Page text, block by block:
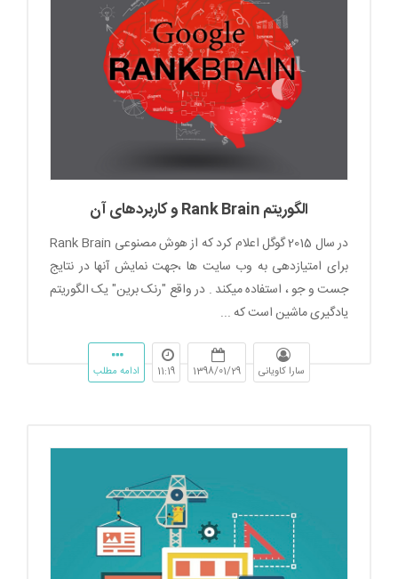
الگوریتم Rank Brain و کاربردهای آن
در سال 2015 گوگل اعلام کرد که از هوش مصنوعی Rank Brain
برای امتیازدهی به وب سایت ها ،جهت نمایش آنها در نتایج
جست و جو ، استفاده میکند . در واقع "رنک برین" یک الگوریتم
یادگیری ماشین است که ...
سارا کاویانی 1398/01/29
11:19 ادامه مطلب